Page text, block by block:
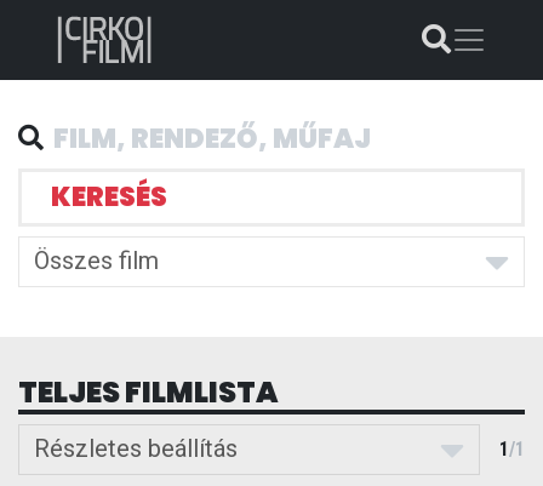
KERESÉS
Összes film
TELJES FILMLISTA
Részletes beállítás 1/1